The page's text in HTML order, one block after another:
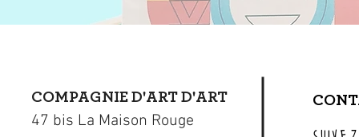
COMPAGNIE D'ART D'ART
47 bis La Maison Rouge